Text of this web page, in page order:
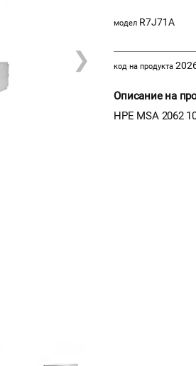
❯
модел R7J71A
код на продукта
Описание на
HPE MSA 2062